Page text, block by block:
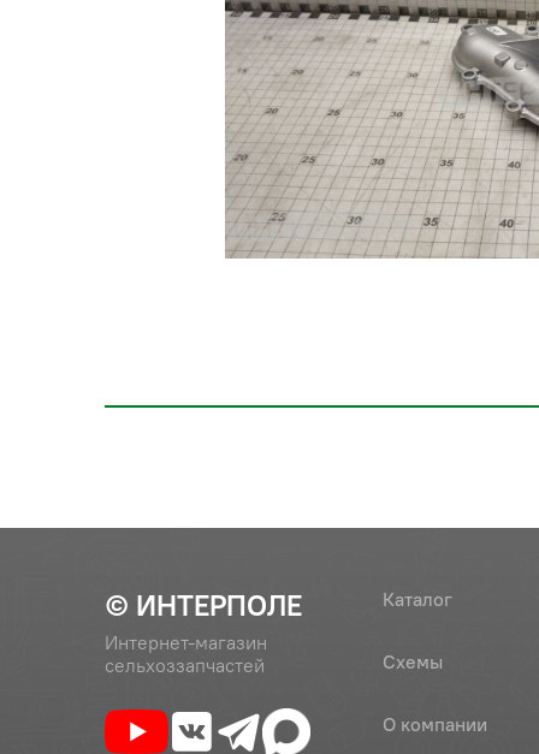
© ИНТЕРПОЛЕ
Интернет-магазин
сельхоззапчастей
Каталог
Схемы
О компании